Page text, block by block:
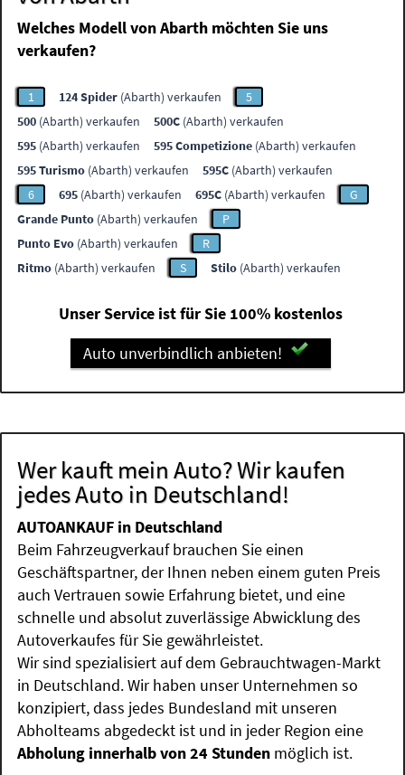
Welches Modell von Abarth möchten Sie uns
verkaufen?
1 124 Spider (Abarth) verkaufen
5
500 (Abarth) verkaufen 500C (Abarth) verkaufen
595 (Abarth) verkaufen 595 Competizione (Abarth) verkaufen
595 Turismo (Abarth) verkaufen 595C (Abarth) verkaufen
6
695 (Abarth) verkaufen 695C (Abarth) verkaufen
G
Grande Punto (Abarth) verkaufen
P
Punto Evo (Abarth) verkaufen
R
Ritmo (Abarth) verkaufen S Stilo (Abarth) verkaufen
Unser Service ist für Sie 100% kostenlos
Auto unverbindlich anbieten!
Wer kauft mein Auto? Wir kaufen
jedes Auto in Deutschland!
AUTOANKAUF in Deutschland
Beim Fahrzeugverkauf brauchen Sie einen
Geschäftspartner, der Ihnen neben einem guten Preis
auch Vertrauen sowie Erfahrung bietet, und eine
schnelle und absolut zuverlässige Abwicklung des
Autoverkaufes für Sie gewährleistet.
Wir sind spezialisiert auf dem Gebrauchtwagen-Markt
in Deutschland. Wir haben unser Unternehmen so
konzipiert, dass jedes Bundesland mit unseren
Abholteams abgedeckt ist und in jeder Region eine
Abholung innerhalb von 24 Stunden möglich ist.